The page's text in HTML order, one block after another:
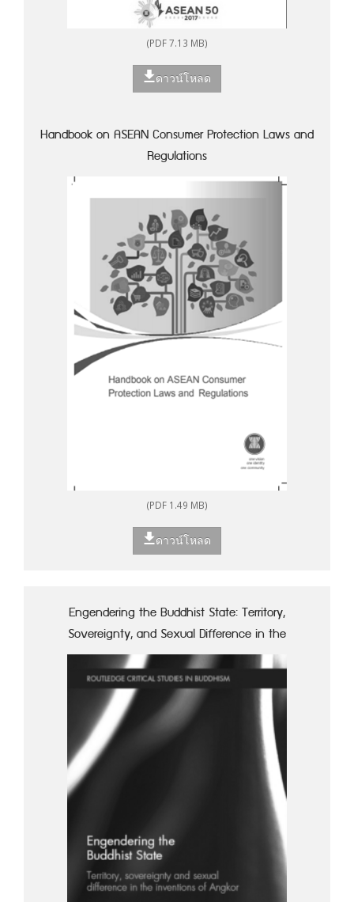
(PDF 7.13 MB)
ดาวน์โหลด
Handbook on ASEAN Consumer Protection Laws and
Regulations
(PDF 1.49 MB)
ดาวน์โหลด
Engendering the Buddhist State: Territory,
Sovereignty, and Sexual Difference in the
Inventions of Angkor